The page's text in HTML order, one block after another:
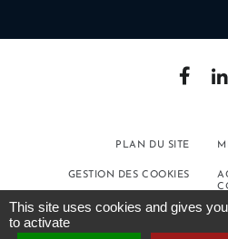
PLAN DU SITE
GESTION DES COOKIES
POLITIQUE DE
This site uses cookies and gives
to activate